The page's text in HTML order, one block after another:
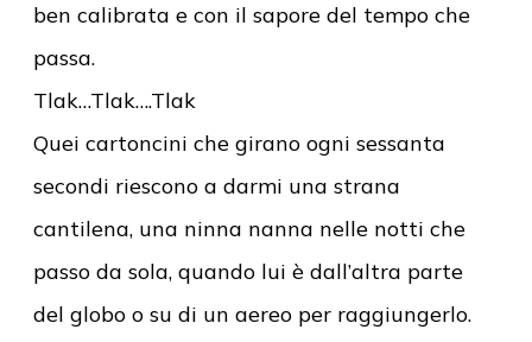
ben calibrata e con il sapore del tempo che
passa.
Tlak…Tlak….Tlak
Quei cartoncini che girano ogni sessanta
secondi riescono a darmi una strana
cantilena, una ninna nanna nelle notti che
passo da sola, quando lui è dall’altra parte
del globo o su di un aereo per raggiungerlo.